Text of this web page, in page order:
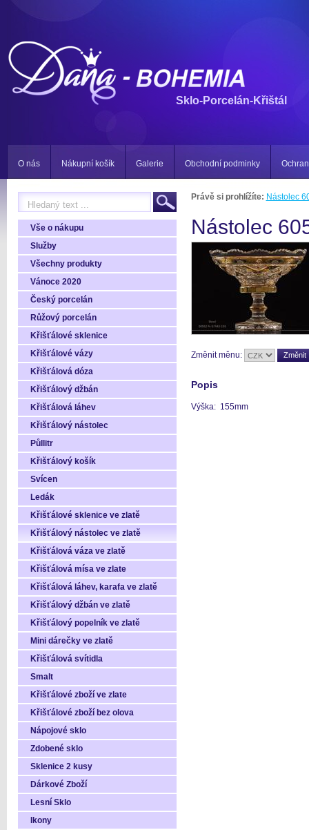
Sklo-Porcelán-Křištál
O nás Nákupní košík Galerie Obchodní podminky
Vše o nákupu
Služby
Všechny produkty
Vánoce 2020
Český porcelán
Růžový porcelán
Křišťálové sklenice
Křišťálové vázy
Křišťálová dóza
Křišťálový džbán
Křišťálová láhev
Křišťálový nástolec
Půllitr
Křišťálový košík
Svícen
Ledák
Křišťálové sklenice ve zlatě
Křišťálový nástolec ve zlatě
Křišťálová váza ve zlatě
Křišťálová mísa ve zlate
Křišťálová láhev, karafa ve zlatě
Křišťálový džbán ve zlatě
Křišťálový popelník ve zlatě
Mini dárečky ve zlatě
Křišťálová svítidla
Smalt
Křišťálové zboží ve zlate
Křišťálové zboží bez olova
Nápojové sklo
Zdobené sklo
Sklenice 2 kusy
Dárkové Zboží
Lesní Sklo
Ikony
Právě si prohlížíte: Nástolec
Nástolec
Změnit měnu:
Popis
Výška: 155mm